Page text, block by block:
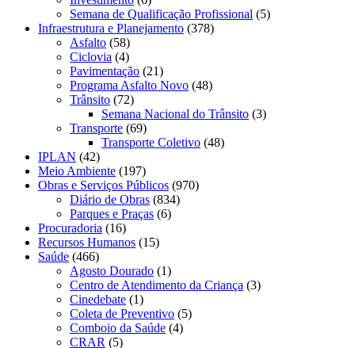
Semana de Qualificação Profissional (5)
Infraestrutura e Planejamento (378)
Asfalto (58)
Ciclovia (4)
Pavimentação (21)
Programa Asfalto Novo (48)
Trânsito (72)
Semana Nacional do Trânsito (3)
Transporte (69)
Transporte Coletivo (48)
IPLAN (42)
Meio Ambiente (197)
Obras e Serviços Públicos (970)
Diário de Obras (834)
Parques e Praças (6)
Procuradoria (16)
Recursos Humanos (15)
Saúde (466)
Agosto Dourado (1)
Centro de Atendimento da Criança (3)
Cinedebate (1)
Coleta de Preventivo (5)
Comboio da Saúde (4)
CRAR (5)